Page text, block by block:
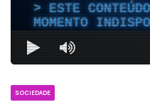
ESTE
MOMENTO
SOCIEDADE